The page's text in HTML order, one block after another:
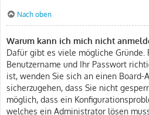
Nach oben
Warum kann ich mich nicht
Dafür gibt es viele mögliche Gründe.
Benutzername und Ihr Passwort
ist, wenden Sie sich an einen Board-
sicherzugehen, dass Sie nicht
möglich, dass ein
welches ein Administrator lösen